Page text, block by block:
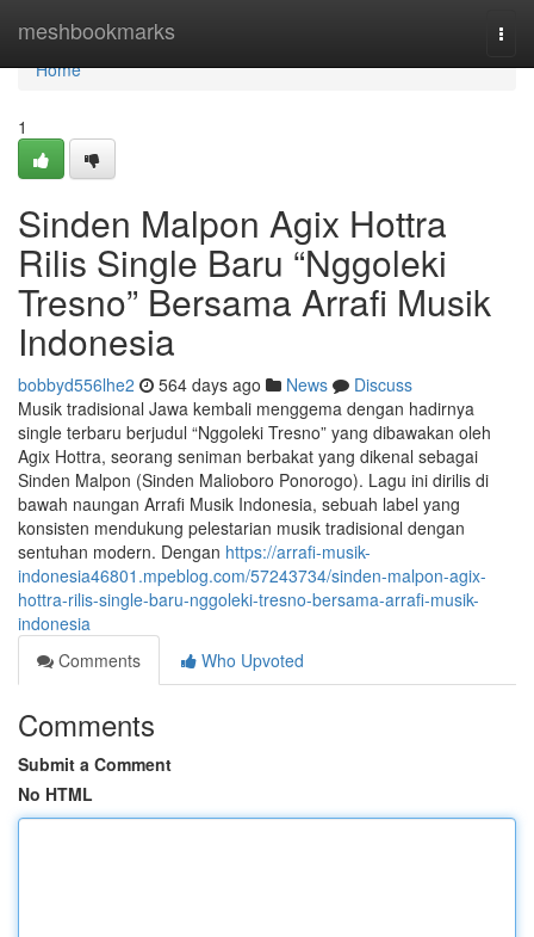
meshbookmarks
Home
Home
1
Sinden Malpon Agix Hottra
Rilis Single Baru “Nggoleki
Tresno” Bersama Arrafi Musik
Indonesia
bobbyd556lhe2 564 days ago News
Discuss
Musik tradisional Jawa kembali menggema dengan hadirnya
single terbaru berjudul “Nggoleki Tresno” yang dibawakan oleh
Agix Hottra, seorang seniman berbakat yang dikenal sebagai
Sinden Malpon (Sinden Malioboro Ponorogo). Lagu ini dirilis di
bawah naungan Arrafi Musik Indonesia, sebuah label yang
konsisten mendukung pelestarian musik tradisional dengan
sentuhan modern. Dengan https://arrafi-musik-
indonesia46801.mpeblog.com/57243734/sinden-malpon-agix-
hottra-rilis-single-baru-nggoleki-tresno-bersama-arrafi-musik-
indonesia
Comments
Who Upvoted
Comments
Submit a Comment
No HTML